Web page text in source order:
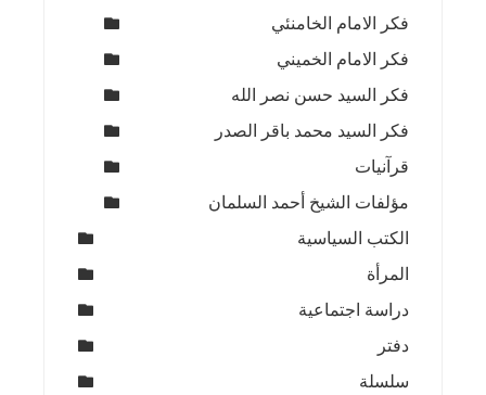
فكر الامام الخامنئي
فكر الامام الخميني
فكر السيد حسن نصر الله
فكر السيد محمد باقر الصدر
قرآنيات
مؤلفات الشيخ أحمد السلمان
الكتب السياسية
المرأة
دراسة اجتماعية
دفتر
سلسلة